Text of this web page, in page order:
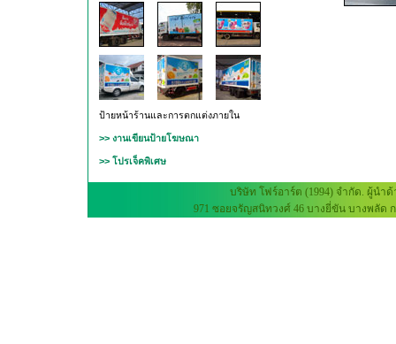
ป้ายหน้าร้านและการตกแต่งภายใน
>> งานเขียนป้ายโฆษณา
>> โปรเจ็คพิเศษ
บริษัท โฟร์อาร์ต (1994) จำกัด. ผู้น
971 ซอยจรัญสนิทวงศ์ 46 บางยี่ขัน บางพลัด กรุ